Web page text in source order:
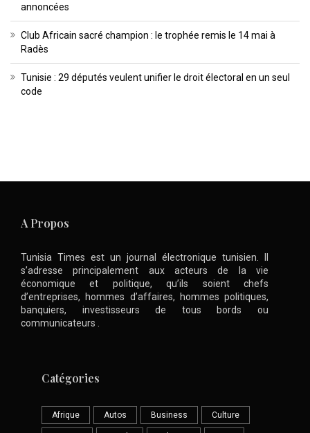
annoncées
Club Africain sacré champion : le trophée remis le 14 mai à
Radès
Tunisie : 29 députés veulent unifier le droit électoral en un seul
code
A Propos
Tunisia Times est un journal électronique tunisien. Il
s’adresse principalement aux acteurs de la vie
économique et politique, qu’ils soient chefs
d’entreprises, hommes d’affaires, hommes politiques,
banquiers, investisseurs de tous bords ou
communicateurs .
Catégories
Afrique Autos Business Culture